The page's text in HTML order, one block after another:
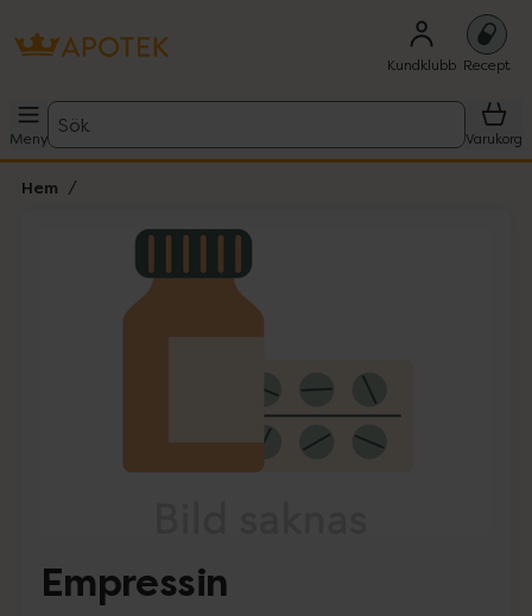
Kundklubb Recept
Meny
Sök
Varukorg
Hem
Lista: . Innehåller 1 objekt.
Empressin